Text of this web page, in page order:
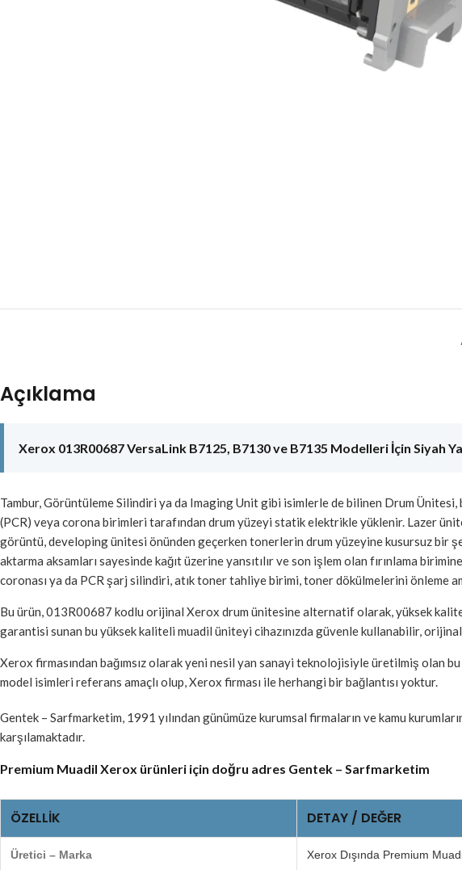
Açıklama
Xerox 013R00687 VersaLink B7125, B7130 ve B7135 Modelleri İçin Siyah
Tambur, Görüntüleme Silindiri ya da Imaging Unit gibi isimlerle de bilinen Drum Ünitesi,
(PCR) veya corona birimleri tarafından drum yüzeyi statik elektrikle yüklenir. Lazer
görüntü, developing ünitesi önünden geçerken tonerlerin drum yüzeyine kusursuz bir
aktarma aksamları sayesinde kağıt üzerine yansıtılır ve son işlem olan fırınlama
coronası ya da PCR şarj silindiri, atık toner tahliye birimi, toner dökülmelerini önleme
Bu ürün, 013R00687 kodlu orijinal Xerox drum ünitesine alternatif olarak, yüksek
garantisi sunan bu yüksek kaliteli muadil üniteyi cihazınızda güvenle kullanabilir,
Xerox firmasından bağımsız olarak yeni nesil yan sanayi teknolojisiyle üretilmiş olan
model isimleri referans amaçlı olup, Xerox firması ile herhangi bir bağlantısı yoktur.
Gentek – Sarfmarketim, 1991 yılından günümüze kurumsal firmaların ve kamu
karşılamaktadır.
Premium Muadil Xerox ürünleri için doğru adres Gentek – Sarfmarketim
ÖZELLIK DETAY / DEĞER
Üretici – Marka Xerox Dışında Premium